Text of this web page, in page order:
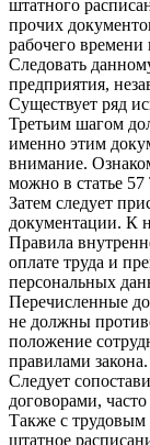
штатного
прочих
рабочего времени
Следовать
предприятия,
Существует ряд
Третьим шагом
именно этим
внимание.
можно в статье
Затем следует
документации. К
Правила
оплате труда и
персональных
Перечисленные
не должны
положение
правилами закона.
Следует
договорами,
Также с трудовым
штатное